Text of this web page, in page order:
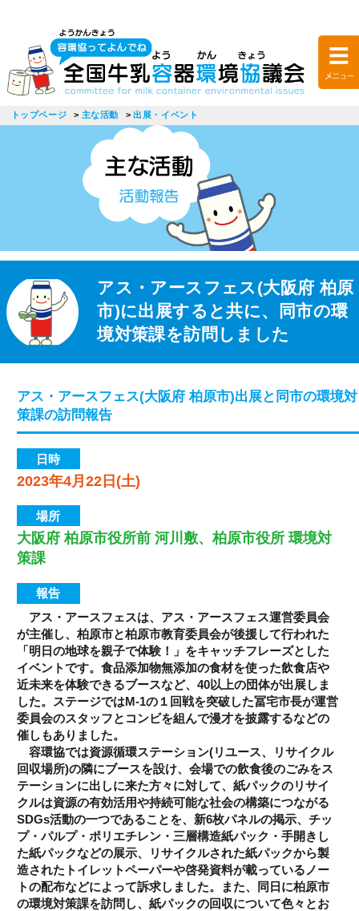
トップページ 主な活動 出展・イベント
アス・アースフェス(大阪府 柏原
市)に出展すると共に、同市の環
境対策課を訪問しました
アス・アースフェス(大阪府 柏原市)出展と同市の環境対
策課の訪問報告
日時
2023年4月22日(土)
場所
大阪府 柏原市役所前 河川敷、柏原市役所 環境対
策課
報告
アス・アースフェスは、アス・アースフェス運営委員会
が主催し、柏原市と柏原市教育委員会が後援して行われた
「明日の地球を親子で体験！」をキャッチフレーズとした
イベントです。食品添加物無添加の食材を使った飲食店や
近未来を体験できるブースなど、40以上の団体が出展しま
した。ステージではM-1の１回戦を突破した冨宅市長が運営
委員会のスタッフとコンビを組んで漫才を披露するなどの
催しもありました。
容環協では資源循環ステーション(リユース、リサイクル
回収場所)の隣にブースを設け、会場での飲食後のごみをス
テーションに出しに来た方々に対して、紙パックのリサイ
クルは資源の有効活用や持続可能な社会の構築につながる
SDGs活動の一つであることを、新6枚パネルの掲示、チッ
プ・パルプ・ポリエチレン・三層構造紙パック・手開きし
た紙パックなどの展示、リサイクルされた紙パックから製
造されたトイレットペーパーや啓発資料が載っているノー
トの配布などによって訴求しました。また、同日に柏原市
の環境対策課を訪問し、紙パックの回収について色々とお